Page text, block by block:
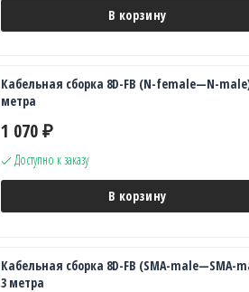
В корзину
Кабельная сборка 8D-FB (N-female—N-
метра
1 070 ₽
Доступно к заказу
В корзину
Кабельная сборка 8D-FB (SMA-male—SMA-
3 метра